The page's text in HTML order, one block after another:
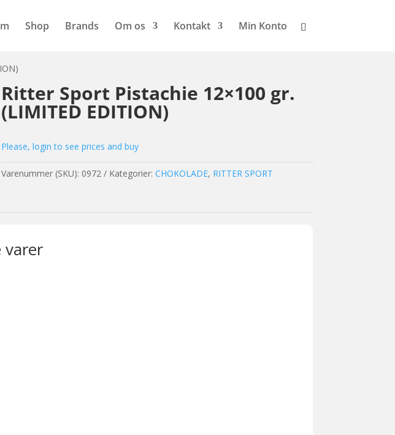
Shop Brands Om os Kontakt Min Konto
Ritter Sport Pistachie 12×100 gr.
(LIMITED EDITION)
Please, login to see prices and buy
Varenummer (SKU): 0972 Kategorier: CHOKOLADE, RITTER SPORT
varer